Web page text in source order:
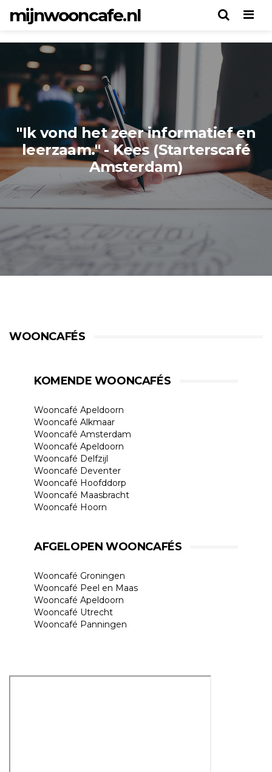
mijnwooncafe.nl
"Ik vond het zeer informatief en
leerzaam." - Kees (Starterscafé
Amsterdam)
WOONCAFÉS
KOMENDE WOONCAFÉS
Wooncafé Apeldoorn
Wooncafé Alkmaar
Wooncafé Amsterdam
Wooncafé Apeldoorn
Wooncafé Delfzijl
Wooncafé Deventer
Wooncafé Hoofddorp
Wooncafé Maasbracht
Wooncafé Hoorn
AFGELOPEN WOONCAFÉS
Wooncafé Groningen
Wooncafé Peel en Maas
Wooncafé Apeldoorn
Wooncafé Utrecht
Wooncafé Panningen